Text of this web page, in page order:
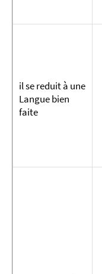
il se reduit à une
Langue bien
faite